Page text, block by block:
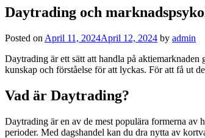
Daytrading och
Posted on April 11, 2024April 12, 2024 by admin
Daytrading är ett sätt att handla på aktiemarknaden
kunskap och förståelse för att lyckas. För att få ut
Vad är Daytrading?
Daytrading är en av de mest populära formerna av
perioder. Med dagshandel kan du dra nytta av